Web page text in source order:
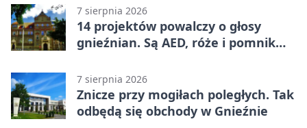
7 sierpnia 2026
14 projektów powalczy o głosy
gnieźnian. Są AED, róże i pomnik
7 sierpnia 2026
Znicze przy mogiłach poległych. Tak
odbędą się obchody w Gnieźnie